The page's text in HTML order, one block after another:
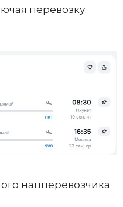
перевозку
нацперевозчика